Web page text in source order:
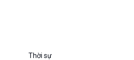
Infographic
Thời sự